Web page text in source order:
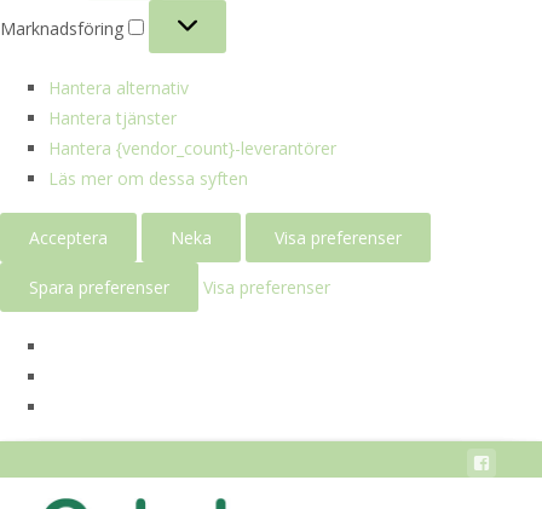
Marknadsföring
Hantera alternativ
Hantera tjänster
Hantera {vendor_count}-leverantörer
Läs mer om dessa syften
Acceptera Neka Visa preferenser
Spara preferenser Visa preferenser